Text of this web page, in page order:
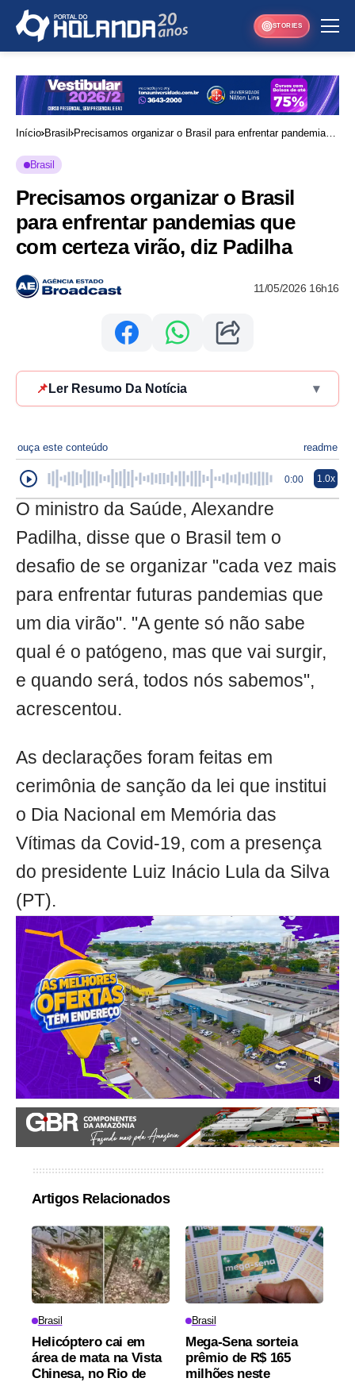
STORIES
Início Brasil
Precisamos organizar o Brasil para enfrentar pandemias
Brasil
Precisamos organizar o Brasil
para enfrentar pandemias que
com certeza virão, diz Padilha
11/05/2026 16h16
📌 Ler Resumo Da Notícia ▾
ouça este conteúdo readme
0:00 1.0x
O ministro da Saúde, Alexandre
Padilha, disse que o Brasil tem o
desafio de se organizar "cada vez mais
para enfrentar futuras pandemias que
um dia virão". "A gente só não sabe
qual é o patógeno, mas que vai surgir,
e quando será, todos nós sabemos",
acrescentou.
As declarações foram feitas em
cerimônia de sanção da lei que institui
o Dia Nacional em Memória das
Vítimas da Covid-19, com a presença
do presidente Luiz Inácio Lula da Silva
(PT).
Artigos Relacionados
Brasil
Helicóptero cai em
área de mata na Vista
Chinesa, no Rio de
Brasil
Mega-Sena sorteia
prêmio de R$ 165
milhões neste